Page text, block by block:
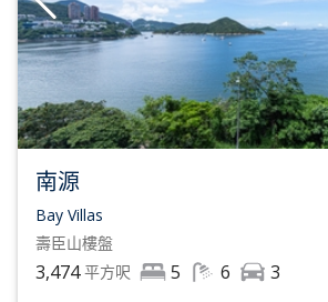
南源
Bay Villas
壽臣山樓盤
3,474 平方呎 5 6 3